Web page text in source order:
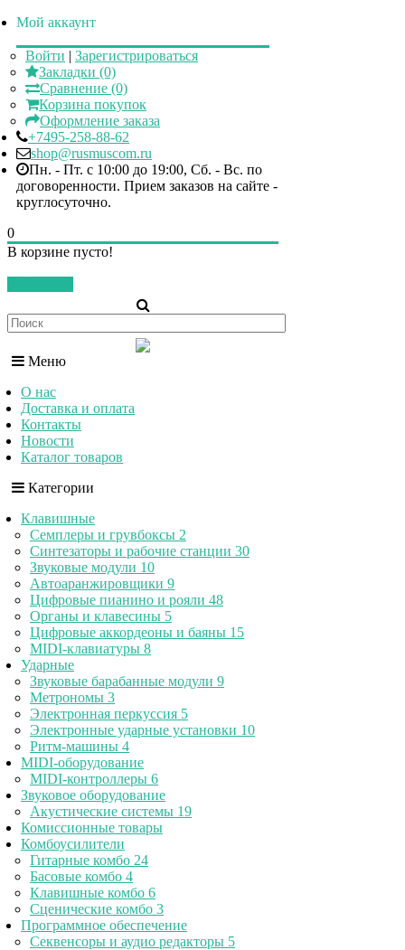
Мой аккаунт
Войти | Зарегистрироваться
Закладки (0)
Сравнение (0)
Корзина покупок
Оформление заказа
+7495-258-88-62
shop@rusmuscom.ru
Пн. - Пт. c 10:00 до 19:00, Сб. - Вс. по
договоренности. Прием заказов на сайте -
круглосуточно.
0
В корзине пусто!
Меню
О нас
Доставка и оплата
Контакты
Новости
Каталог товаров
Категории
Клавишные
Семплеры и грувбоксы 2
Синтезаторы и рабочие станции 30
Звуковые модули 10
Автоаранжировщики 9
Цифровые пианино и рояли 48
Органы и клавесины 5
Цифровые аккордеоны и баяны 15
MIDI-клавиатуры 8
Ударные
Звуковые барабанные модули 9
Метрономы 3
Электронная перкуссия 5
Электронные ударные установки 10
Ритм-машины 4
MIDI-оборудование
MIDI-контроллеры 6
Звуковое оборудование
Акустические системы 19
Комиссионные товары
Комбоусилители
Гитарные комбо 24
Басовые комбо 4
Клавишные комбо 6
Сценические комбо 3
Программное обеспечение
Секвенсоры и аудио редакторы 5